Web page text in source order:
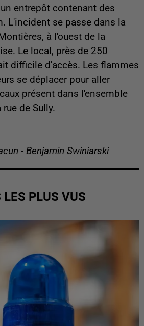
entrepôt contenant des
L'incident se passe dans la
à l'ouest de la
Le local, près de 250
difficile d'accès. Les flammes
se déplacer pour aller
présent dans l'ensemble
de Sully.
- Benjamin Swiniarski
PLUS VUS